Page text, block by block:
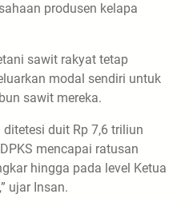
produsen kelapa
sawit rakyat tetap
modal sendiri untuk
sawit mereka.
duit Rp 7,6 triliun
mencapai ratusan
hingga pada level Ketua
ujar Insan.